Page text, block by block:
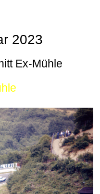
2023
Ex-Mühle